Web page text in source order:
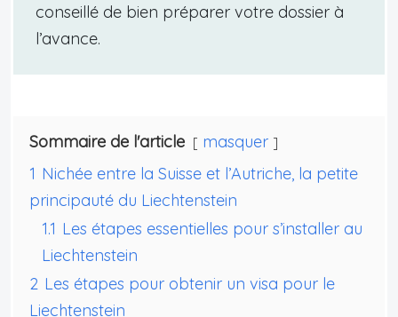
conseillé de bien préparer votre dossier à
l’avance.
Sommaire de l'article
masquer
1 Nichée entre la Suisse et l’Autriche, la petite
principauté du Liechtenstein
1.1 Les étapes essentielles pour s’installer au
Liechtenstein
2 Les étapes pour obtenir un visa pour le
Liechtenstein